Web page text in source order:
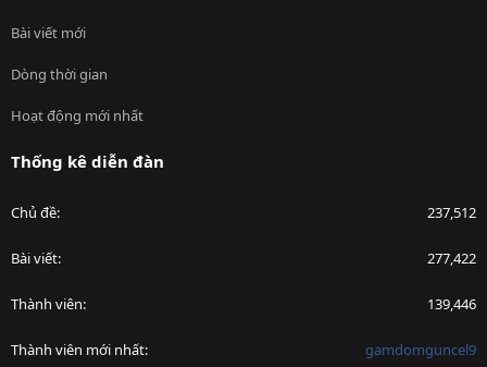
Bài viết mới
Dòng thời gian
Hoạt động mới nhất
Thống kê diễn đàn
Chủ đề 237,512
Bài viết 277,422
Thành viên 139,446
Thành viên mới nhất gamdomguncel9